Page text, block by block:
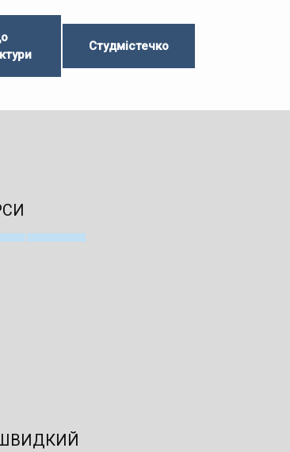
Студмістечко